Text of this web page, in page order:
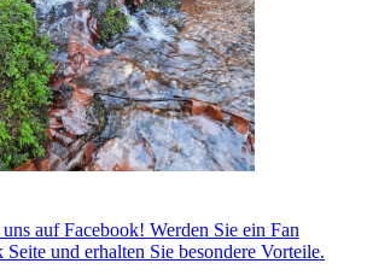
auf Facebook! Werden Sie ein Fan
Seite und erhalten Sie besondere Vorteile.